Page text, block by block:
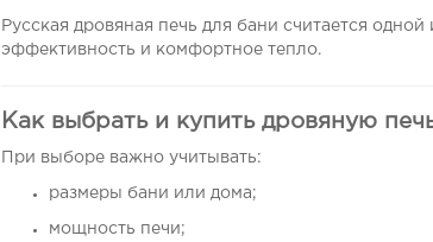
Русская дровяная печь для бани считается
эффективность и комфортное тепло.
Как выбрать и купить дровяную
При выборе важно учитывать:
размеры бани или дома;
мощность печи;